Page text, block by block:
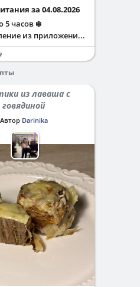
за 04.08.2026
5 часов ❄️
из приложени...
говядиной
Автор Darinika